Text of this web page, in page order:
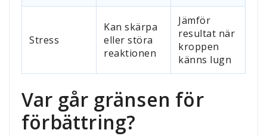
Stress
Kan skärpa
eller störa
reaktionen
Jämför
resultat när
kroppen
känns lugn
Var går gränsen för
förbättring?